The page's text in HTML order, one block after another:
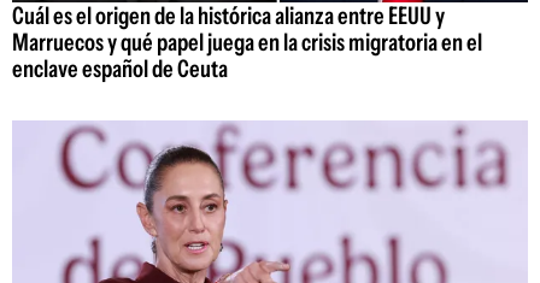
Cuál es el origen de la histórica alianza entre EEUU y
Marruecos y qué papel juega en la crisis migratoria en el
enclave español de Ceuta